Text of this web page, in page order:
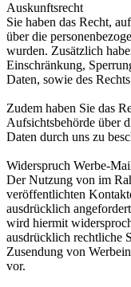
Auskunftsrecht
Sie haben das Recht,
über die
wurden. Zusätzlich
Einschränkung,
Daten, sowie des
Zudem haben Sie das
Aufsichtsbehörde über
Daten durch uns zu
Widerspruch Werbe-
Der Nutzung von im
veröffentlichten
ausdrücklich
wird hiermit
ausdrücklich rechtliche
Zusendung von
vor.